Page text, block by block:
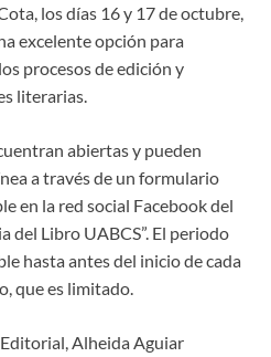
los días 16 y 17 de octubre,
excelente opción para
procesos de edición y
literarias.
abiertas y pueden
a través de un formulario
en la red social Facebook del
del Libro UABCS”. El periodo
hasta antes del inicio de cada
que es limitado.
Alheida Aguiar